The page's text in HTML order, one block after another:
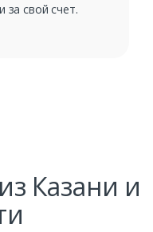
за свой счет.
Казани и